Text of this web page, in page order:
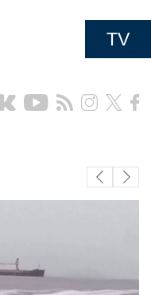
TV